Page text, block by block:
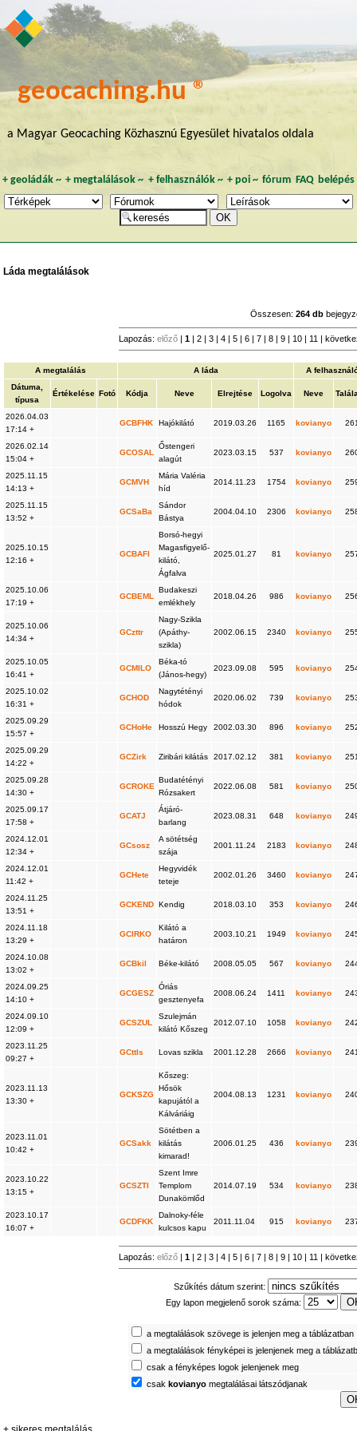
geocaching.hu ®
a Magyar Geocaching Közhasznú Egyesület hivatalos oldala
+ geoládák~ +megtalálások ~ + felhasználók~ + poi~ fórum FAQ belépés
Láda megtalálások
Összesen:264 db
Lapozás:előző |1 2 3 4 5 6 7 8 9 10 11
A megtalálás A láda
A
Dátuma,
típusa
Értékelése Fotó Kódja Neve Elrejtése Logolva Neve
2026.04.03
17:14 +
GCBFHK Hajókilátó 2019.03.26 1165 kovianyo
2026.02.14
15:04 +
GCOSAL
Őstengeri
alagút
2023.03.15 537 kovianyo
2025.11.15
14:13 +
GCMVH
Mária Valéria
híd
2014.11.23 1754 kovianyo
2025.11.15
13:52 +
GCSaBa
Sándor
Bástya
2004.04.10 2306 kovianyo
2025.10.15
12:16 +
GCBAFI
Borsó-hegyi
Magasfigyelő-
kilátó,
Ágfalva
2025.01.27 81 kovianyo
2025.10.06
17:19 +
GCBEML
Budakeszi
emlékhely
2018.04.26 986 kovianyo
2025.10.06
14:34 +
GCzttr
Nagy-Szikla
(Apáthy-
szikla)
2002.06.15 2340 kovianyo
2025.10.05
16:41 +
GCMILO
Béka-tó
(János-hegy)
2023.09.08 595 kovianyo
2025.10.02
16:31 +
GCHOD
Nagytétényi
hódok
2020.06.02 739 kovianyo
2025.09.29
15:57 +
GCHoHe Hosszú Hegy 2002.03.30 896 kovianyo
2025.09.29
14:22 +
GCZirk Ziribári kilátás 2017.02.12 381 kovianyo
2025.09.28
14:30 +
GCROKE
Budatétényi
Rózsakert
2022.06.08 581 kovianyo
2025.09.17
17:58 +
GCATJ
Átjáró-
barlang
2023.08.31 648 kovianyo
2024.12.01
12:34 +
GCsosz
A sötétség
szája
2001.11.24 2183 kovianyo
2024.12.01
11:42 +
GCHete
Hegyvidék
teteje
2002.01.26 3460 kovianyo
2024.11.25
13:51 +
GCKEND Kendig 2018.03.10 353 kovianyo
2024.11.18
13:29 +
GCIRKO
Kilátó a
határon
2003.10.21 1949 kovianyo
2024.10.08
13:02 +
GCBkil Béke-kilátó 2008.05.05 567 kovianyo
2024.09.25
14:10 +
GCGESZ
Óriás
gesztenyefa
2008.06.24 1411 kovianyo
2024.09.10
12:09 +
GCSZUL
Szulejmán
kilátó Kőszeg
2012.07.10 1058 kovianyo
2023.11.25
09:27 +
GCttls Lovas szikla 2001.12.28 2666 kovianyo
2023.11.13
13:30 +
GCKSZG
Kőszeg:
Hősök
kapujától a
Kálváriáig
2004.08.13 1231 kovianyo
2023.11.01
10:42 +
GCSakk
Sötétben a
kilátás
kimarad!
2006.01.25 436 kovianyo
2023.10.22
13:15 +
GCSZTI
Szent Imre
Templom
Dunakömlőd
2014.07.19 534 kovianyo
2023.10.17
16:07 +
GCDFKK
Dalnoky-féle
kulcsos kapu
2011.11.04 915 kovianyo
Lapozás:előző |1 2 3 4 5 6 7 8 9 10 11
Szűkítés dátum szerint:
Egy lapon megjelenő sorok száma:
a megtalálások szövege is jelenjen meg a táblázatban
a megtalálások fényképei is jelenjenek meg a
csak a fényképes logok jelenjenek meg
csakkovianyo megtalálásai látszódjanak